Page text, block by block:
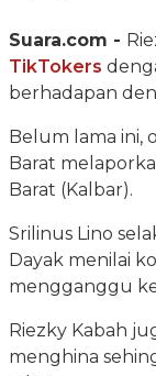
Suara.com -
TikTokers
berhadapan
Belum lama ini,
Barat
Barat (Kalbar).
Srilinus Lino
Dayak menilai
mengganggu
Riezky Kabah
menghina